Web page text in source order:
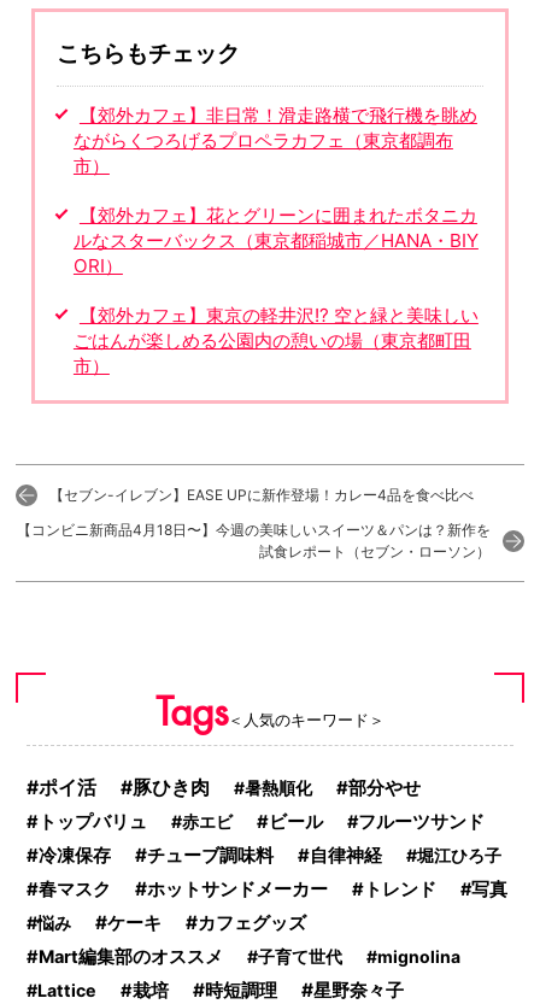
こちらもチェック
【郊外カフェ】非日常！滑走路横で飛行機を眺め
ながらくつろげるプロペラカフェ（東京都調布
市）
【郊外カフェ】花とグリーンに囲まれたボタニカ
ルなスターバックス（東京都稲城市／HANA・BIY
ORI）
【郊外カフェ】東京の軽井沢!? 空と緑と美味しい
ごはんが楽しめる公園内の憩いの場（東京都町田
市）
【セブン-イレブン】EASE UPに新作登場！カレー4品を食べ比べ
【コンビニ新商品4月18日〜】今週の美味しいスイーツ＆パンは？新作を
試食レポート（セブン・ローソン）
Tags＜人気のキーワード＞
ポイ活 豚ひき肉 暑熱順化 部分やせ
トップバリュ 赤エビ ビール
フルーツサンド
冷凍保存
チューブ調味料 自律神経 堀江ひろ子
春マスク ホットサンドメーカー トレンド 写真
悩み ケーキ カフェグッズ
Mart編集部のオススメ 子育て世代
mignolina
Lattice
栽培 時短調理 星野奈々子